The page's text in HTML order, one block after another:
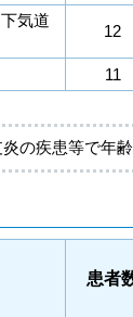
気道
12
11
の疾患等で年
患者